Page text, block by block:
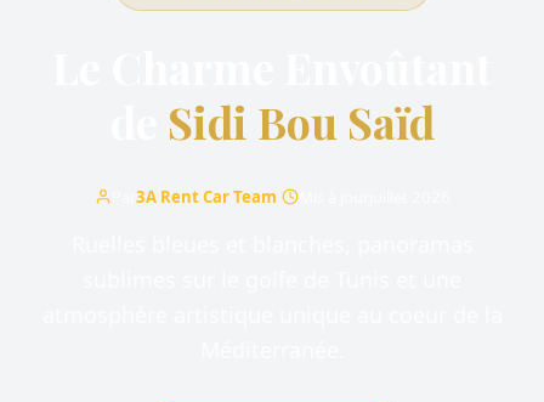
Sidi Bou Saïd
3A Rent Car Team Mis à jour